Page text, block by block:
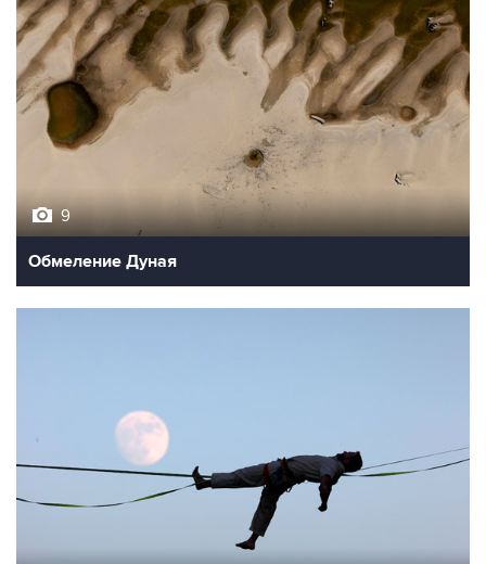
9
Обмеление Дуная